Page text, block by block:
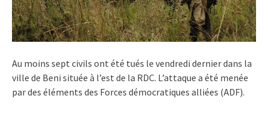
Au moins sept civils ont été tués le vendredi dernier dans la
ville de Beni située à l’est de la RDC. L’attaque a été menée
par des éléments des Forces démocratiques alliées (ADF).